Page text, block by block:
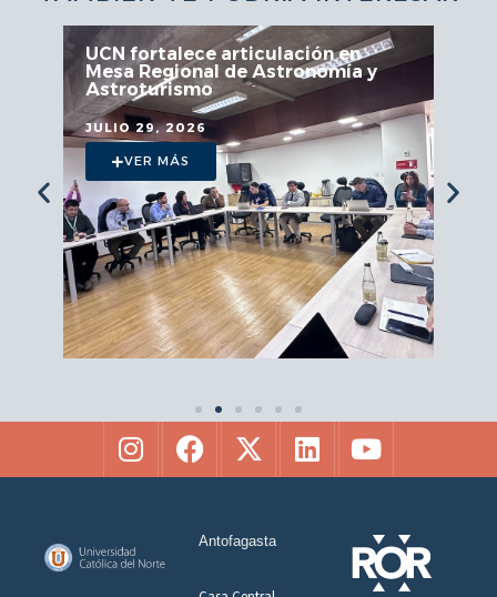
UCN fortalece articulación en
Mesa Regional de Astronomía y
Astroturismo
JULIO 29, 2026
VER MÁS
Antofagasta